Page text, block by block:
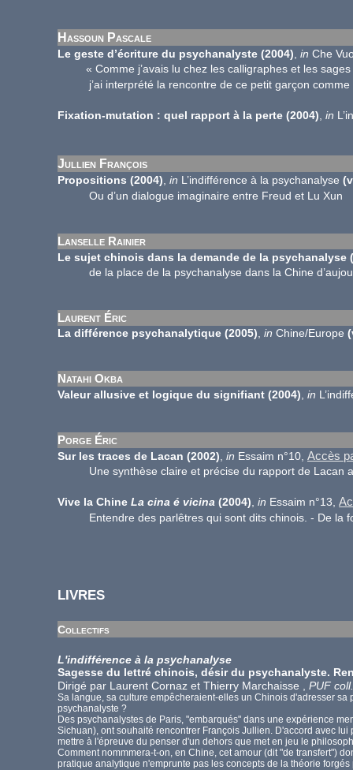
Hassoun Pascale
Le geste d’écriture du psychanalyste (2004) in Che
« Comme j’avais lu chez les calligraphes et les sages
j’ai interprété la rencontre de ce petit garçon comme
Fixation-mutation : quel rapport à la perte (2004) in
Jullien François
Propositions (2004) in L’indifférence à la psychanalyse
Ou d’un dialogue imaginaire entre Freud et Lu Xun
Lanselle Rainier
Le sujet chinois dans la demande de la psychanalyse
de la place de la psychanalyse dans la Chine
Laurent Éric
La différence psychanalytique (2005) in Chine/Europe
Natahi Okba
Valeur allusive et logique du signifiant (2004) in
Porge Éric
Sur les traces de Lacan (2002) in Essaim n°10, Accès
Une synthèse claire et précise du rapport de Lacan
Vive la Chine La cina é vicina (2004) in Essaim n°13,
Entendre des parlêtres qui sont dits chinois. - De la
LIVRES
Collectifs
L'indifférence à la psychanalyse
Sagesse du lettré chinois, désir du psychanalyste.
Dirigé par Laurent Cornaz et Thierry Marchaisse , PUF
Sa langue, sa culture empêcheraient-elles un Chinois d'adresser
psychanalyste ?
Des psychanalystes de Paris, "embarqués" dans une expérience
Sichuan), ont souhaité rencontrer François Jullien. D'accord avec
mettre à l'épreuve du penser d'un dehors que met en jeu le
Comment nommmera-t-on, en Chine, cet amour (dit "de transfert")
pratique analytique n'emprunte pas les concepts de la théorie